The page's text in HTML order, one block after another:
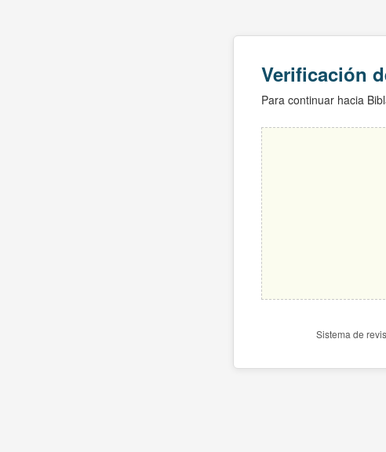
Verificación
Para continuar hacia
Sistema de